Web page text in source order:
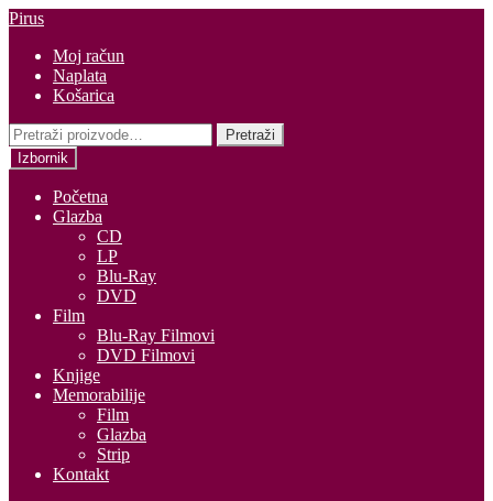
Preskoči
navigaciju
Skoči
sadržaja
Pirus
Moj račun
Naplata
Košarica
Pretraži:
Pretraži
Izbornik
Početna
Glazba
CD
LP
Blu-Ray
DVD
Film
Blu-Ray Filmovi
DVD Filmovi
Knjige
Memorabilije
Film
Glazba
Strip
Kontakt